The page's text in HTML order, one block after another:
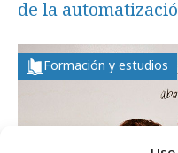
de la
Formación y estudios